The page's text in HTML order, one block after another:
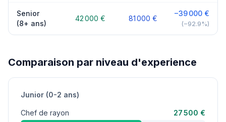
Senior
(8+ ans)
42 000 € 81 000 €
−39 000 €
(−92.9%)
Comparaison par niveau d'experience
Junior (0-2 ans)
Chef de rayon 27 500 €